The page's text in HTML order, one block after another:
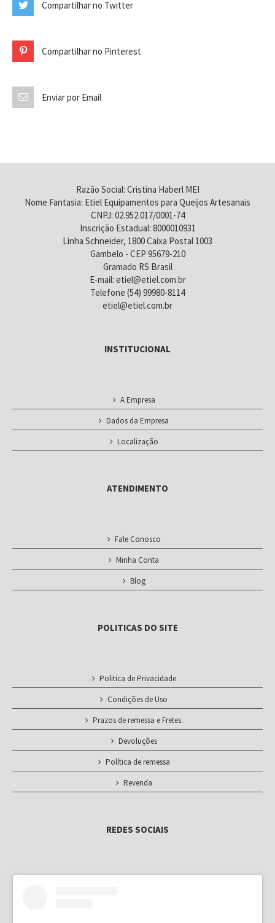
Compartilhar no Twitter
Compartilhar no Pinterest
Enviar por Email
Razão Social: Cristina Haberl MEI
Nome Fantasia: Etiel Equipamentos para Queijos Artesanais
CNPJ: 02.952.017/0001-74
Inscrição Estadual: 8000010931
Linha Schneider, 1800 Caixa Postal 1003
Gambelo - CEP 95679-210
Gramado RS Brasil
E-mail: etiel@etiel.com.br
Telefone (54) 99980-8114
etiel@etiel.com.br
INSTITUCIONAL
A Empresa
Dados da Empresa
Localização
ATENDIMENTO
Fale Conosco
Minha Conta
Blog
POLITICAS DO SITE
Politica de Privacidade
Condições de Uso
Prazos de remessa e Fretes.
Devoluções
Política de remessa
Revenda
REDES SOCIAIS